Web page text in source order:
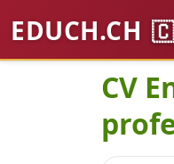
EDUCH.CH
CV